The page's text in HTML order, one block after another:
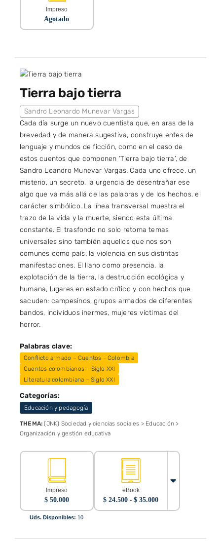
Impreso
Agotado
Tierra bajo tierra
Sandro Leonardo Munevar Vargas
Cada día surge un nuevo cuentista que, en aras de la
brevedad y de manera sugestiva, construye entes de
lenguaje y mundos de ficción, como en el caso de
estos cuentos que componen ‘Tierra bajo tierra’, de
Sandro Leandro Munevar Vargas. Cada uno ofrece, un
misterio, un secreto, la urgencia de desentrañar ese
algo que va más allá de las palabras y de los hechos, el
carácter simbólico. La línea transversal muestra el
trazo de la vida y la muerte, siendo esta última
constante. El trasfondo no solo retoma temas
universales sino también aquellos que nos son
comunes como país: la violencia en sus distintas
manifestaciones. El llano como presencia, la
explotación de la tierra, la destrucción ecológica y
humana, lugares en estado crítico y con hechos que
sacuden: campesinos, grupos armados de diferentes
bandos, individuos inermes, mujeres víctimas del
horror.
Palabras clave:
Conflicto armado – Cuentos - Colombia
Cuentos colombianos – Siglo XXI
Literatura colombiana – Siglo XXI
Categorías:
Educación y pedagogía
THEMA: (JNK) Sociedad y ciencias sociales > Educación >
Organización y gestión educativa
Impreso
$50.000
Uds. Disponibles: 10
eBook
$ 24.500 - $ 35.000Rango